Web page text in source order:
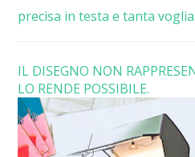
precisa in testa e tanta voglia
IL DISEGNO NON
LO RENDE POSSIBILE.